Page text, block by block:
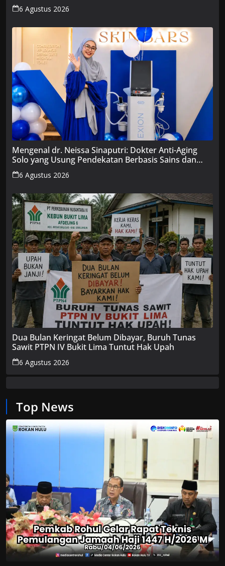
6 Agustus 2026
Mengenal dr. Neissa Sinaputri: Dokter Anti-Aging
Solo yang Usung Pendekatan Berbasis Sains dan
Edukasi
6 Agustus 2026
Dua Bulan Keringat Belum Dibayar, Buruh Tunas
Sawit PTPN IV Bukit Lima Tuntut Hak Upah
6 Agustus 2026
Top News